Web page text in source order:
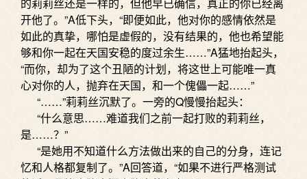
开他了。”A低下头，“即便如此，他对你的感情依然是
如此的真挚，哪怕是虚假的，没有结果的，他也希望能
够和你一起在天国安稳的度过余生……”A猛地抬起头，
“而你，却为了这个丑陋的计划，将这世上可能唯一真
心对你的人，抛弃在天国，和一个傀儡一起……”
“……”莉莉丝沉默了。一旁的Q慢慢抬起头：
“什么意思……难道我们之前一起打败的莉莉丝，
是……？”
“是她用不知道什么方法做出来的自己的分身，连记
忆和人格都复制了。”A回答道，“如果不进行严格测试